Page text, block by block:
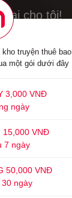
lại cho tôi!
truyện thuê bao
một gói dưới đây
3,000 VNĐ
ngày
15,000 VNĐ
7 ngày
50,000 VNĐ
ngày